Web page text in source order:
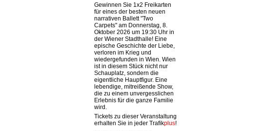
Gewinnen Sie 1x2 Freikarten
für eines der besten neuen
narrativen Ballett "Two
Carpets" am Donnerstag, 8.
Oktober 2026 um 19:30 Uhr in
der Wiener Stadthalle! Eine
epische Geschichte der Liebe,
verloren im Krieg und
wiedergefunden in Wien. Wien
ist in diesem Stück nicht nur
Schauplatz, sondern die
eigentliche Hauptfigur. Eine
lebendige, mitreißende Show,
die zu einem unvergesslichen
Erlebnis für die ganze Familie
wird.
Tickets zu dieser Veranstaltung
erhalten Sie in jeder Trafikplus!